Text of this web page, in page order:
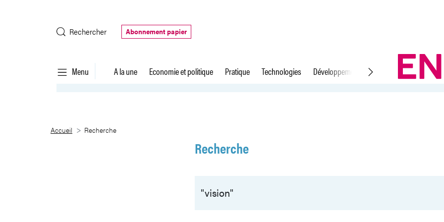
Rechercher
Abonnement papier
Menu A la une Economie et politique Pratique Technologies Développement durable Droit du travail
Recherche
Accueil Recherche
Recherche